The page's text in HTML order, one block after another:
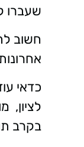
שעברו לגור ב 152
חשוב
כדאי
לציון,
בקרב